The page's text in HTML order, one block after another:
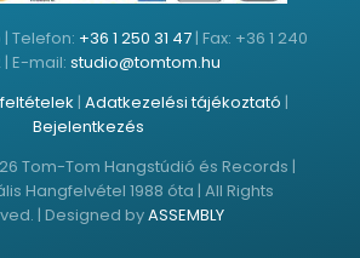
| Telefon: +36 1 250 31 47 | Fax: +36 1 240
| E-mail: studio@tomtom.hu
| Adatkezelési tájékoztató |
Bejelentkezés
Tom-Tom Hangstúdió és Records |
Hangfelvétel 1988 óta | All Rights
| Designed byASSEMBLY